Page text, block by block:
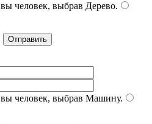
человек, выбрав Дерево.
человек, выбрав Машину.